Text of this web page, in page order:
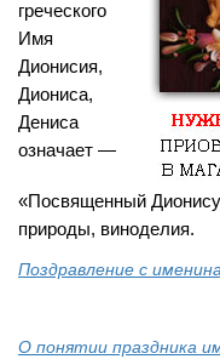
греческого
Имя
Дионисия,
Диониса,
Дениса
означает —
«Посвященный
природы, виноделия.
Поздравление с
О понятии праздника